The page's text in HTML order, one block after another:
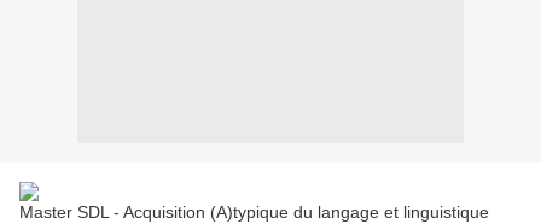
Master SDL - Acquisition (A)typique du langage et linguistique